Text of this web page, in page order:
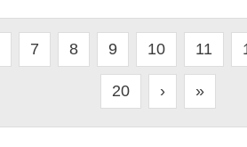
7 8 9 10 11
20 › »